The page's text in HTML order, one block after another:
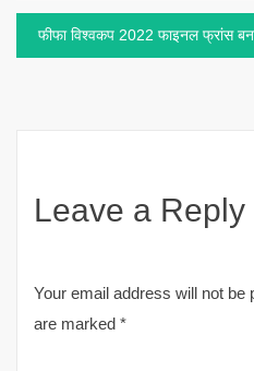
navigation
फीफा विश्वकप 2022 फाइनल फ्रांस
Leave a Reply
Your email address will not be
are marked *